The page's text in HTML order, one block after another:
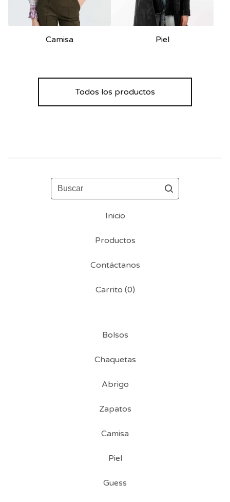
Camisa Piel
Todos los productos
Buscar
Inicio
Productos
Contáctanos
Carrito (0)
Bolsos
Chaquetas
Abrigo
Zapatos
Camisa
Piel
Guess